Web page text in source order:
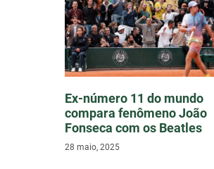
Ex-número 11 do mundo
compara fenômeno João
Fonseca com os Beatles
28 maio, 2025